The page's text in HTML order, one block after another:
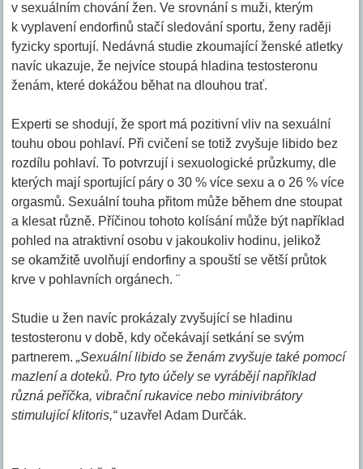
v sexuálním chování žen. Ve srovnání s muži, kterým
k vyplavení endorfinů stačí sledování sportu, ženy raději
fyzicky sportují. Nedávná studie zkoumající ženské atletky
navíc ukazuje, že nejvíce stoupá hladina testosteronu
ženám, které dokážou běhat na dlouhou trať.
Experti se shodují, že sport má pozitivní vliv na sexuální
touhu obou pohlaví. Při cvičení se totiž zvyšuje libido bez
rozdílu pohlaví. To potvrzují i sexuologické průzkumy, dle
kterých mají sportující páry o 30 % více sexu a o 26 % více
orgasmů. Sexuální touha přitom může během dne stoupat
a klesat různě. Příčinou tohoto kolísání může být například
pohled na atraktivní osobu v jakoukoliv hodinu, jelikož
se okamžitě uvolňují endorfiny a spouští se větší průtok
krve v pohlavních orgánech. ¨
Studie u žen navíc prokázaly zvyšující se hladinu
testosteronu v době, kdy očekávají setkání se svým
partnerem.„Sexuální libido se ženám zvyšuje také pomocí
mazlení a doteků. Pro tyto účely se vyrábějí například
různá peříčka, vibrační rukavice nebo minivibrátory
stimulující klitoris,“uzavřel Adam Durčák.